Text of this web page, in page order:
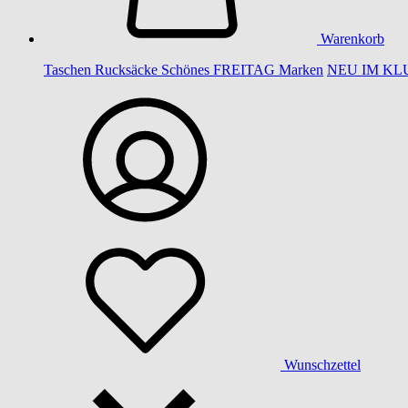
Warenkorb
Taschen Rucksäcke Schönes FREITAG Marken NEU IM
Wunschzettel